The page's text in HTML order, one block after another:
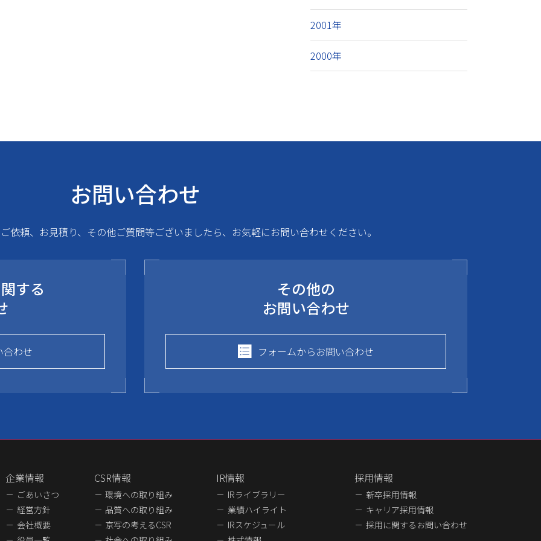
2001年
2000年
お問い合わせ
依頼、お見積り、その他ご質問等ございましたら、お気軽にお問い合わせください。
する
合わせ
その他の
お問い合わせ
フォームからお問い合わせ
企業情報
ごあいさつ
経営方針
会社概要
CSR情報
環境への取り組み
品質への取り組み
京写の考えるCSR
IR情報
IRライブラリー
業績ハイライト
IRスケジュール
採用情報
新卒採用情報
キャリア採用情報
採用に関するお問い合わせ